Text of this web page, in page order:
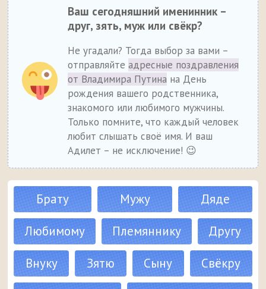
Ваш сегодняшний именинник –
друг, зять, муж или свёкр?
Не угадали? Тогда выбор за вами –
отправляйтеадресные поздравления
от Владимира Путина на День
рождения вашего родственника,
знакомого или любимого мужчины.
Только помните, что каждый человек
любит слышать своё имя. И ваш
Адилет – не исключение! 😉
Брату Мужу
Дяде
Любимому
Племяннику
Другу
Внуку
Зятю Сыну
Свёкру